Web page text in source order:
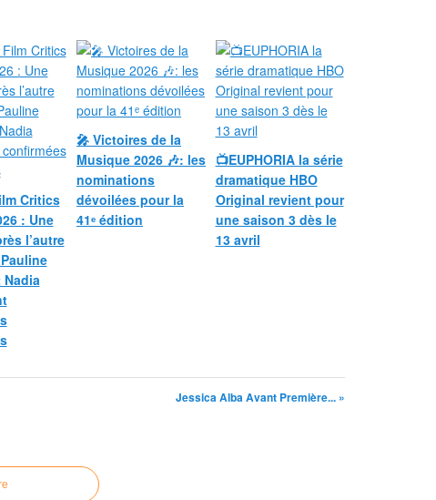
Critics
: Une
l’autre
🎤 Victoires de la
Musique 2026 🎶: les
nominations
dévoilées pour la
41ᵉ édition
📺EUPHORIA la série
dramatique HBO
Original revient pour
une saison 3 dès le
13 avril
Jessica Alba Avant Première... »